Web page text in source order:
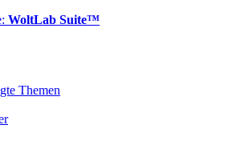
WoltLab Suite™
Themen